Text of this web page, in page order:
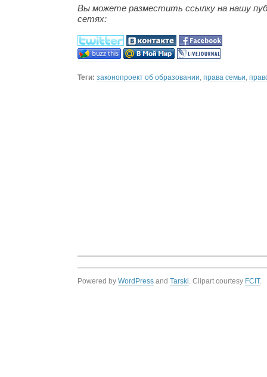
Вы можете разместить ссылку на нашу
сетях:
Теги: законопроект об образовании, права семьи,
Powered by WordPress and Tarski. Clipart courtesy FCIT.